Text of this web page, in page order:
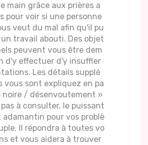
main grâce aux prières a
pour voir si une personne
veut du mal afin qu'il pu
travail abouti. Des objet
peuvent vous être dem
d'y effectuer d'y insuffler
Les détails supplé
vous sont expliquez en pa
noire / désenvoutement »
pas à consulter, le puissant
adamantin pour vos problè
Il répondra à toutes vo
et vous aidera à trouver